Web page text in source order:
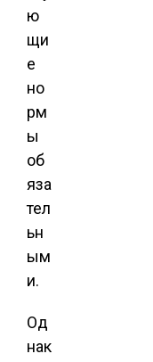
ю
щи
е
но
рм
ы
об
яза
тел
ьн
ым
и.
Од
нак